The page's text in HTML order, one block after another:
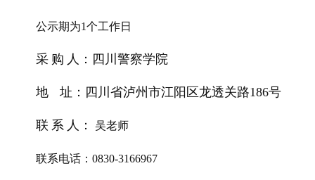
公示期为1个工作日
采 购 人：四川警察学院
地 址：四川省泸州市江阳区龙透关路186号
联 系 人： 吴老师
联系电话： 0830-3166967